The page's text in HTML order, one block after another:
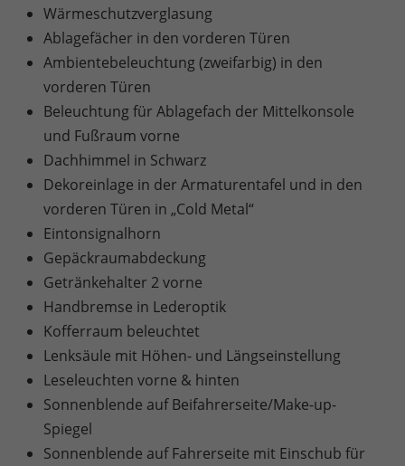
Wärmeschutzverglasung
Ablagefächer in den vorderen Türen
Ambientebeleuchtung (zweifarbig) in den
vorderen Türen
Beleuchtung für Ablagefach der Mittelkonsole
und Fußraum vorne
Dachhimmel in Schwarz
Dekoreinlage in der Armaturentafel und in den
vorderen Türen in „Cold Metal“
Eintonsignalhorn
Gepäckraumabdeckung
Getränkehalter 2 vorne
Handbremse in Lederoptik
Kofferraum beleuchtet
Lenksäule mit Höhen- und Längseinstellung
Leseleuchten vorne & hinten
Sonnenblende auf Beifahrerseite/Make-up-
Spiegel
Sonnenblende auf Fahrerseite mit Einschub für